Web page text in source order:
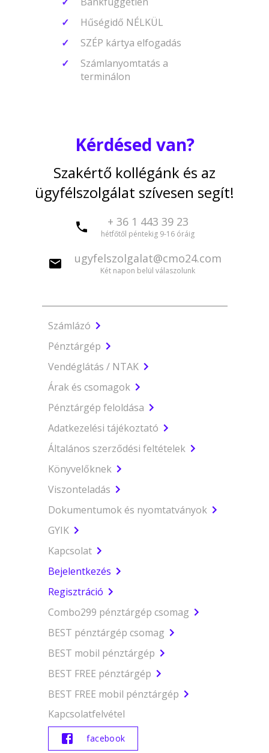
Hűségidő NÉLKÜL
SZÉP kártya elfogadás
Számlanyomtatás a
terminálon
Kérdésed van?
Szakértő kollégánk és az
ügyfélszolgálat szívesen segít!
+ 36 1 443 39 23
hétfőtől péntekig 9-16 óráig
ugyfelszolgalat@cmo24.com
Két napon belül válaszolunk
Számlázó
Pénztárgép
Vendéglátás / NTAK
Árak és csomagok
Pénztárgép feloldása
Adatkezelési tájékoztató
Általános szerződési feltételek
Könyvelőknek
Viszonteladás
Dokumentumok és nyomtatványok
GYIK
Kapcsolat
Bejelentkezés
Regisztráció
Combo299 pénztárgép csomag
BEST pénztárgép csomag
BEST mobil pénztárgép
BEST FREE pénztárgép
BEST FREE mobil pénztárgép
Kapcsolatfelvétel
facebook